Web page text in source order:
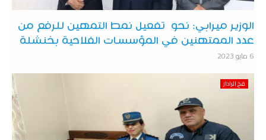
الوزير ميرابي: نحو تفعيل نمط التمهين للرفع من
عدد الممتهنين في المؤسسات الفلاحية بخنشلة
6 مايو 2023
فخ الرادار